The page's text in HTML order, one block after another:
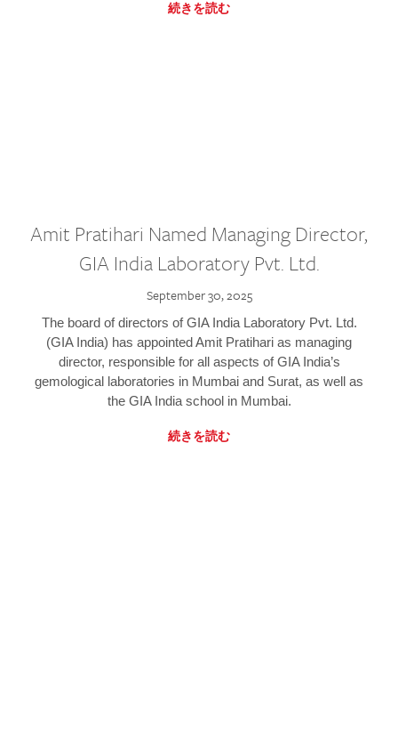
続きを読む
Amit Pratihari Named Managing Director,
GIA India Laboratory Pvt. Ltd.
September 30, 2025
The board of directors of GIA India Laboratory Pvt. Ltd.
(GIA India) has appointed Amit Pratihari as managing
director, responsible for all aspects of GIA India’s
gemological laboratories in Mumbai and Surat, as well as
the GIA India school in Mumbai.
続きを読む